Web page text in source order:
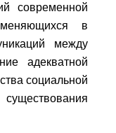
современной
в
между
адекватной
социальной